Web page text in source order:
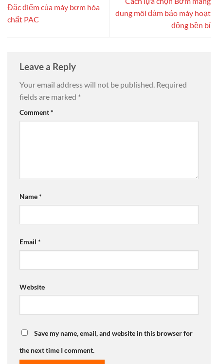
Đặc điểm của máy bơm hóa
chất PAC
dung môi đảm bảo máy hoạt
động bền bỉ
Leave a Reply
Your email address will not be published. Required
fields are marked *
Comment*
Name*
Email *
Website
Save my name, email, and website in this browser for
the next time I comment.